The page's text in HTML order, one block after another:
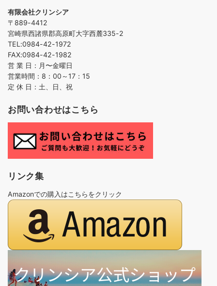
有限会社クリンシア
〒889-4412
宮崎県西諸県郡高原町大字西麓335-2
TEL:0984-42-1972
FAX:0984-42-1982
営 業 日：月〜金曜日
営業時間：8：00～17：15
定 休 日：土、日、祝
お問い合わせはこちら
リンク集
Amazonでの購入はこちらをクリック